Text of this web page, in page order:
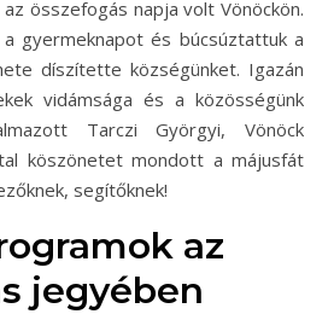
összefogás napja volt Vönöckön.
gyermeknapot és búcsúztattuk a
díszítette községünket. Igazán
vidámsága és a közösségünk
Tarczi Györgyi, Vönöck
köszönetet mondott a májusfát
segítőknek!
az
jegyében